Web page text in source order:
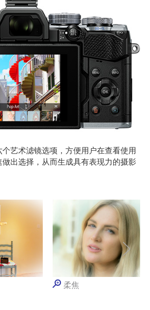
艺术滤镜选项，方便用户在查看使用
出选择，从而生成具有表现力的摄影
柔焦